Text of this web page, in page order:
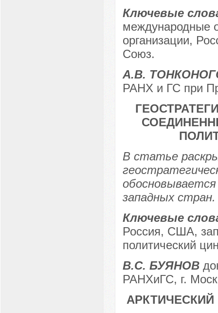
Ключевые
международные
организации,
Союз.
А.В.
РАНХ и ГС при
В статье
западных стран.
Ключевые
Россия, США,
политический
В.С. БУЯНОВ
РАНХиГС, г.